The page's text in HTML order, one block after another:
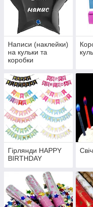
Написи (наклейки)
на кульки та
коробки
Гірлянди HAPPY
BIRTHDAY